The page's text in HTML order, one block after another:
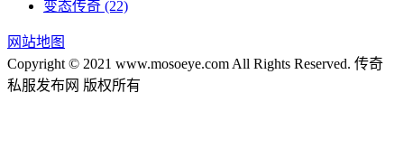
变态传奇 (22)
网站地图
Copyright © 2021 www.mosoeye.com All Rights Reserved. 传奇
私服发布网 版权所有